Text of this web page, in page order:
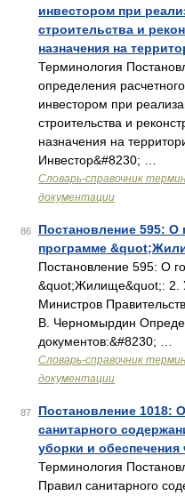
инвестором при
строительства и
назначения на
Терминология
определения
инвестором при
строительства и
назначения на
Инвестор&#8230; …
Словарь-справочник
документации
86
Постановление 595: О
программе
Постановление 595: О
&quot;Жилище&quot;: 2.
Министров
В. Черномырдин
документов:&#8230; …
Словарь-справочник
документации
87
Постановление 1018:
санитарного
уборки и
Терминология
Правил санитарного